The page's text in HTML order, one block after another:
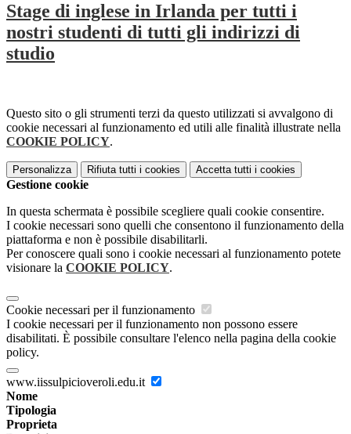
Stage di inglese in Irlanda per tutti i
nostri studenti di tutti gli indirizzi di
studio
Questo sito o gli strumenti terzi da questo utilizzati si avvalgono di
cookie necessari al funzionamento ed utili alle finalità illustrate nella
COOKIE POLICY.
Personalizza Rifiuta tutti i cookies Accetta tutti i cookies
Gestione cookie
In questa schermata è possibile scegliere quali cookie consentire.
I cookie necessari sono quelli che consentono il funzionamento della
piattaforma e non è possibile disabilitarli.
Per conoscere quali sono i cookie necessari al funzionamento potete
visionare la COOKIE POLICY.
Cookie necessari per il funzionamento
I cookie necessari per il funzionamento non possono essere
disabilitati. È possibile consultare l'elenco nella pagina della cookie
policy.
www.iissulpicioveroli.edu.it
Nome
Tipologia
Proprieta